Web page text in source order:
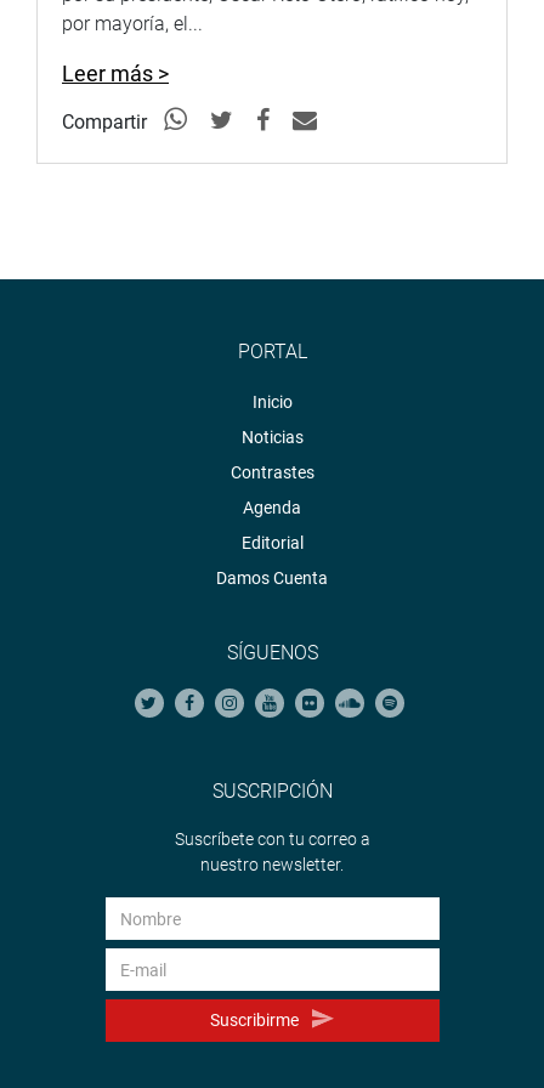
regional, y reafirmó la importancia de continuar
construyendo espacios de cooperación que contribuyan
al desarrollo y bienestar de los pueblos latinoamericanos.
OFICINA DE COMUNICACIONES E IMAGEN
por mayoría, el...
Leer más >
Compartir
PORTAL
Inicio
Noticias
Contrastes
Agenda
Editorial
Damos Cuenta
SÍGUENOS
SUSCRIPCIÓN
Suscríbete con tu correo a
nuestro newsletter.
Suscribirme